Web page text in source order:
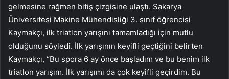
gelmesine rağmen bitiş çizgisine ulaştı. Sakarya
Üniversitesi Makine Mühendisliği 3. sınıf öğrencisi
Kaymakçı, ilk triatlon yarışını tamamladığı için mutlu
olduğunu söyledi. İlk yarışının keyifli geçtiğini belirten
Kaymakçı, “Bu spora 6 ay önce başladım ve bu benim ilk
triatlon yarışım. İlk yarışımı da çok keyifli geçirdim. Bu